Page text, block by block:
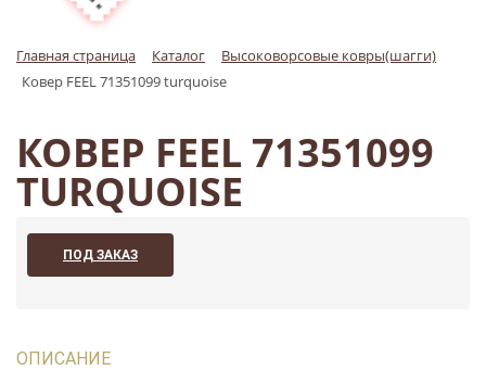
Главная страница Каталог
Высоковорсовые ковры(шагги)
Ковер FEEL 71351099 turquoise
КОВЕР FEEL 71351099
TURQUOISE
ПОД ЗАКАЗ
ОПИСАНИЕ